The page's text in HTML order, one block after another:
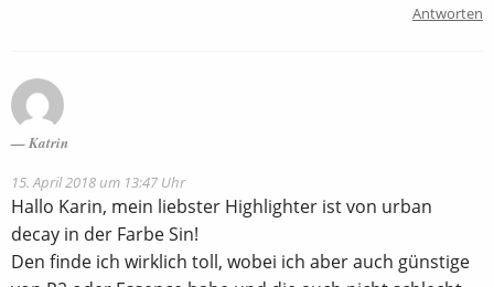
Antworten
Katrin
15. April 2018 um 13:47 Uhr
Hallo Karin, mein liebster Highlighter ist von urban
decay in der Farbe Sin!
Den finde ich wirklich toll, wobei ich aber auch günstige